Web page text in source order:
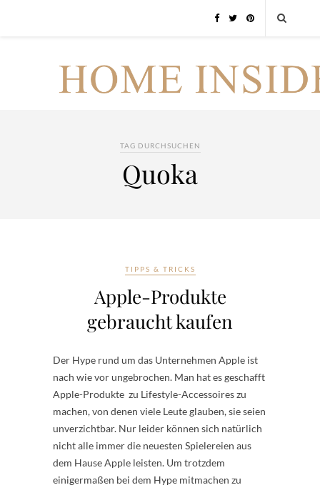
TAG DURCHSUCHEN
Quoka
TIPPS & TRICKS
Apple-Produkte
gebraucht kaufen
Der Hype rund um das Unternehmen Apple ist
nach wie vor ungebrochen. Man hat es geschafft
Apple-Produkte zu Lifestyle-Accessoires zu
machen, von denen viele Leute glauben, sie seien
unverzichtbar. Nur leider können sich natürlich
nicht alle immer die neuesten Spielereien aus
dem Hause Apple leisten. Um trotzdem
einigermaßen bei dem Hype mitmachen zu